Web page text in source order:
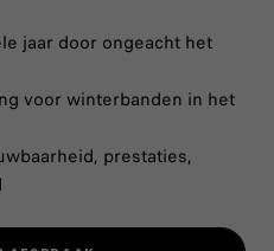
jaar door ongeacht het
voor winterbanden in het
prestaties,